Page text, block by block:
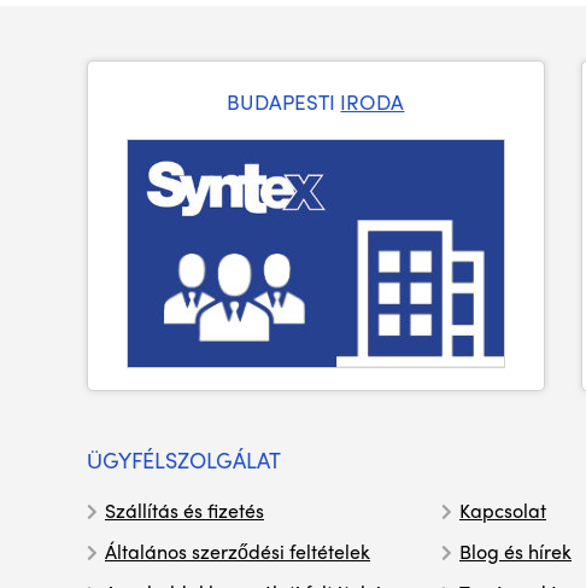
BUDAPESTI IRODA
ÜGYFÉLSZOLGÁLAT
Szállítás és fizetés
Általános szerződési feltételek
Kapcsolat
Blog és hírek